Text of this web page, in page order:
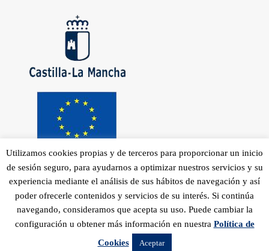
© 2017 March&Design
Utilizamos cookies propias y de terceros para proporcionar un inicio
de sesión seguro, para ayudarnos a optimizar nuestros servicios y su
experiencia mediante el análisis de sus hábitos de navegación y así
poder ofrecerle contenidos y servicios de su interés. Si continúa
navegando, consideramos que acepta su uso. Puede cambiar la
configuración u obtener más información en nuestra Política de
Cookies
Aceptar